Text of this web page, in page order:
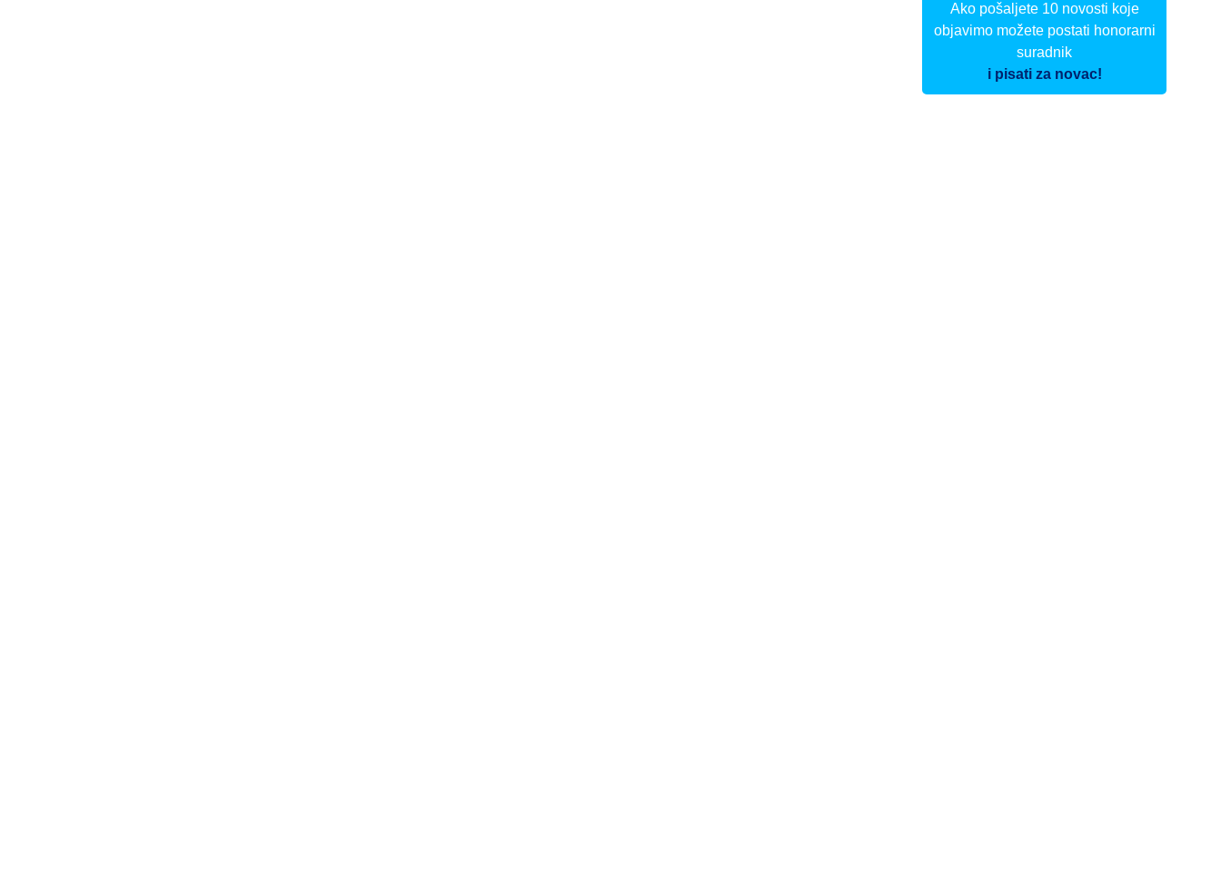
Ako pošaljete 10 novosti koje
objavimo možete postati honorarni
suradnik
i pisati za novac!